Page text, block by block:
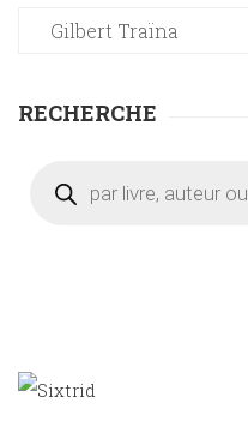
RECHERCHE
produits